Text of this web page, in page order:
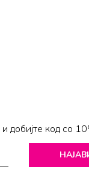
добијте код со